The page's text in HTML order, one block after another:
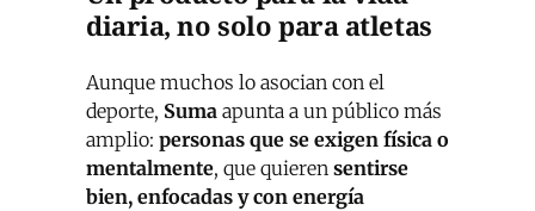
diaria, no solo para atletas
Aunque muchos lo asocian con el
deporte, Suma apunta a un público más
amplio: personas que se exigen física o
mentalmente, que quieren sentirse
bien, enfocadas y con energía